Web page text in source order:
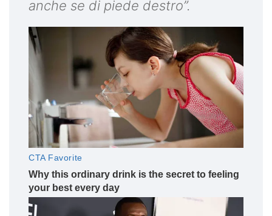
anche se di piede destro”.